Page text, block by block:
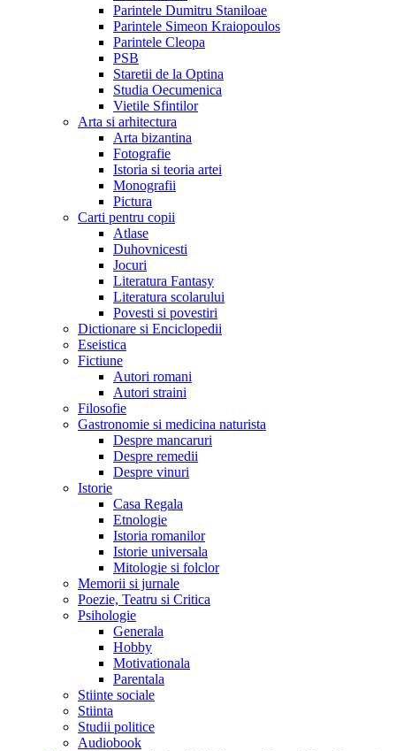
Parintele Dumitru Staniloae
Parintele Simeon Kraiopoulos
Parintele Cleopa
PSB
Staretii de la Optina
Studia Oecumenica
Vietile Sfintilor
Arta si arhitectura
Arta bizantina
Fotografie
Istoria si teoria artei
Monografii
Pictura
Carti pentru copii
Atlase
Duhovnicesti
Jocuri
Literatura Fantasy
Literatura scolarului
Povesti si povestiri
Dictionare si Enciclopedii
Eseistica
Fictiune
Autori romani
Autori straini
Filosofie
Gastronomie si medicina naturista
Despre mancaruri
Despre remedii
Despre vinuri
Istorie
Casa Regala
Etnologie
Istoria romanilor
Istorie universala
Mitologie si folclor
Memorii si jurnale
Poezie, Teatru si Critica
Psihologie
Generala
Hobby
Motivationala
Parentala
Stiinte sociale
Stiinta
Studii politice
Audiobook